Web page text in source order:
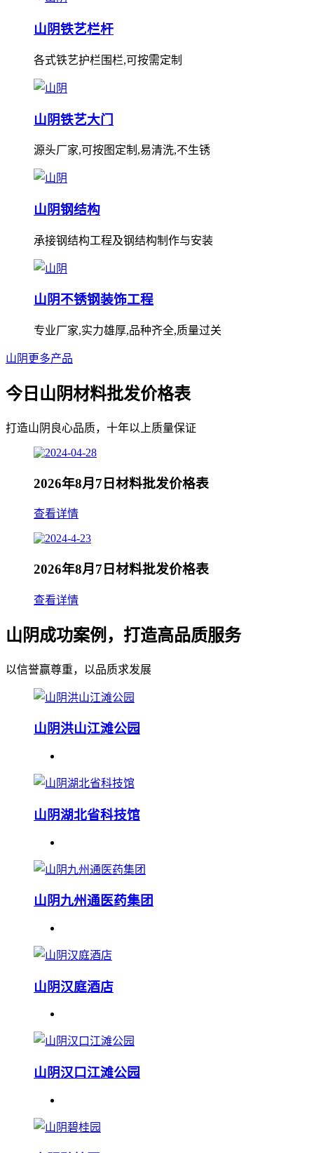
山阴铁艺栏杆
各式铁艺护栏围栏,可按需定制
山阴铁艺大门
源头厂家,可按图定制,易清洗,不生锈
山阴钢结构
承接钢结构工程及钢结构制作与安装
山阴不锈钢装饰工程
专业厂家,实力雄厚,品种齐全,质量过关
山阴更多产品
今日山阴材料批发价格表
打造山阴良心品质，十年以上质量保证
2026年8月7日材料批发价格表
查看详情
2026年8月7日材料批发价格表
查看详情
山阴成功案例，打造高品质服务
以信誉赢尊重，以品质求发展
山阴洪山江滩公园
山阴湖北省科技馆
山阴九州通医药集团
山阴汉庭酒店
山阴汉口江滩公园